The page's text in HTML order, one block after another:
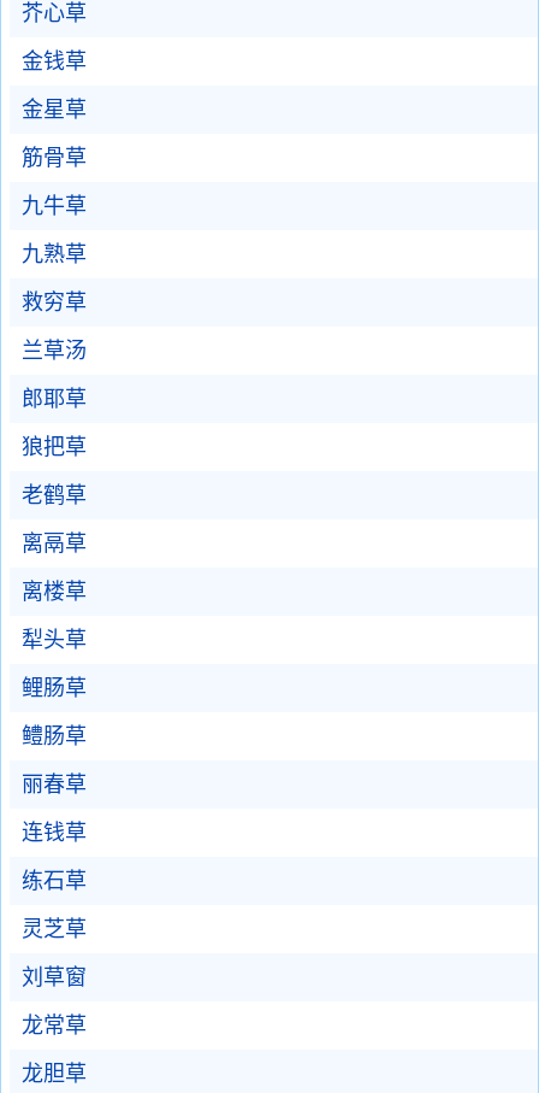
芥心草
金钱草
金星草
筋骨草
九牛草
九熟草
救穷草
兰草汤
郎耶草
狼把草
老鹤草
离鬲草
离楼草
犁头草
鲤肠草
鳢肠草
丽春草
连钱草
练石草
灵芝草
刘草窗
龙常草
龙胆草